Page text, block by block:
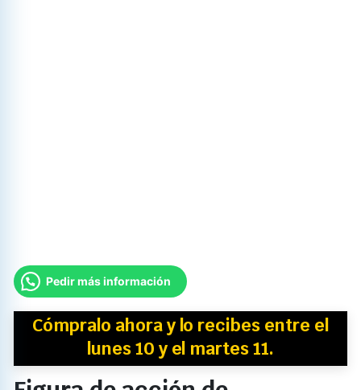
Pedir más información
Cómpralo ahora y lo recibes entre el
lunes 10 y el martes 11.